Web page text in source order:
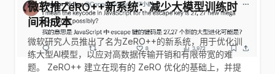
微软推ZeRO++新系统：减少大模型训练时
间和成本
微软研究人员推出了名为ZeRO++的新系统，用于优化训
练大型AI模型，以应对高数据传输开销和有限带宽的难
题。 ZeRO++ 建立在现有的 ZeRO 优化的基础上，并提